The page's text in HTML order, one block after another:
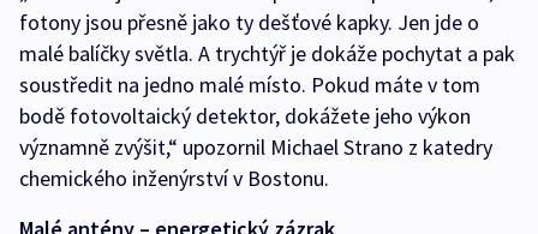
fotony jsou přesně jako ty dešťové kapky. Jen jde o
malé balíčky světla. A trychtýř je dokáže pochytat a pak
soustředit na jedno malé místo. Pokud máte v tom
bodě fotovoltaický detektor, dokážete jeho výkon
významně zvýšit,“ upozornil Michael Strano z katedry
chemického inženýrství v Bostonu.